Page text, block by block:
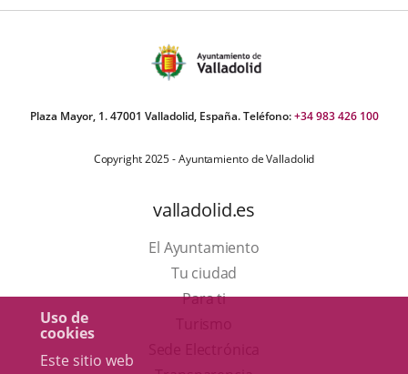
Uso de
cookies
Este sitio web
Plaza Mayor, 1. 47001 Valladolid, España. Teléfono:+34 983 426 100
Copyright 2025 - Ayuntamiento de Valladolid
valladolid.es
El Ayuntamiento
Tu ciudad
Para ti